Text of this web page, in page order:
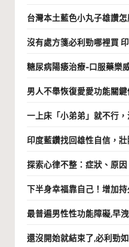
台灣本土藍色小丸子雄讚
沒有處方箋必利勁哪裡買
糖尿病陽痿治療-口服藥樂
男人不舉恢復愛愛功能關
一上床「小弟弟」就不行
印度藍鑽找回雄性自信，
探索心律不整：症狀、原
下半身幸福靠自己！增加
最普遍男性性功能障礙,早
還沒開始就結束了,必利勁